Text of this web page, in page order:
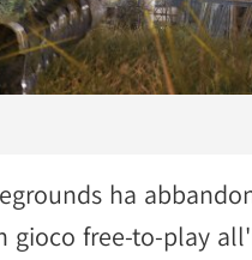
ha
gioco free-to-play